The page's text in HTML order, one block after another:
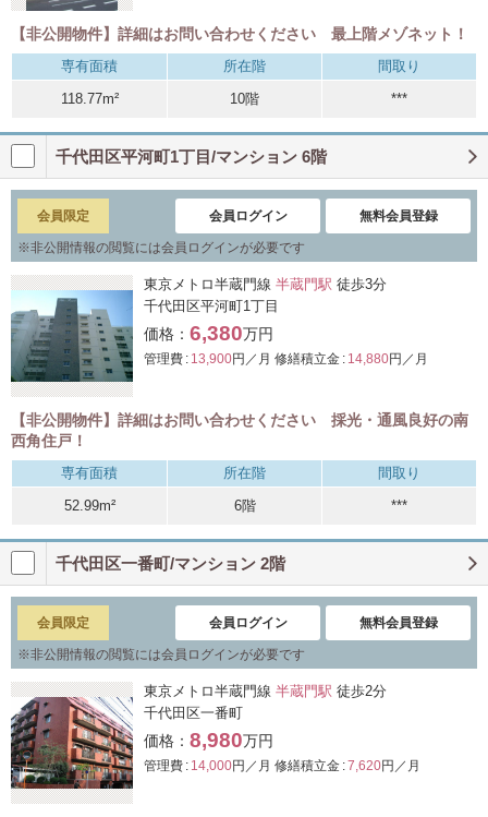
【非公開物件】詳細はお問い合わせください 最上階メゾネット！
専有面積 所在階
間取り
118.77m²
10階 ***
千代田区平河町1丁目/マンション 6階
会員限定 会員ログイン 無料会員登録
※非公開情報の閲覧には会員ログインが必要です
東京メトロ半蔵門線 半蔵門駅 徒歩3分
千代田区平河町1丁目
価格： 6,380万円
管理費 : 13,900円／月 修繕積立金 : 14,880円／月
【非公開物件】詳細はお問い合わせください 採光・通風良好の南
西角住戸！
専有面積 所在階
間取り
52.99m²
6階 ***
千代田区一番町/マンション 2階
会員限定 会員ログイン 無料会員登録
※非公開情報の閲覧には会員ログインが必要です
東京メトロ半蔵門線 半蔵門駅 徒歩2分
千代田区一番町
価格： 8,980万円
管理費 : 14,000円／月 修繕積立金 :7,620円／月